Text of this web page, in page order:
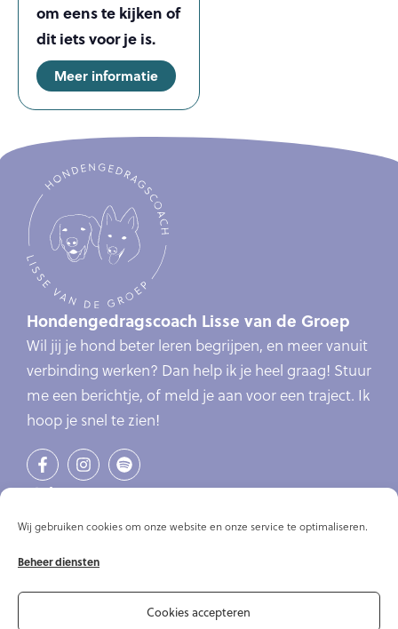
Wij gebruiken cookies om onze website en onze service te optimaliseren.
Beheer diensten
Cookies accepteren
om eens te kijken of
dit iets voor je is.
Meer informatie
Hondengedragscoach Lisse van de Groep
Wil jij je hond beter leren begrijpen, en meer vanuit
verbinding werken? Dan help ik je heel graag! Stuur
me een berichtje, of meld je aan voor een traject. Ik
hoop je snel te zien!
Links
Online cursus verlatingsangst
Online cursussen
Artikelen